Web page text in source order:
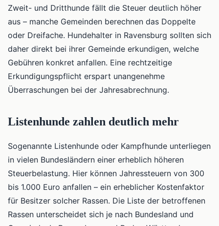
Zweit- und Dritthunde fällt die Steuer deutlich höher
aus – manche Gemeinden berechnen das Doppelte
oder Dreifache. Hundehalter in Ravensburg sollten sich
daher direkt bei ihrer Gemeinde erkundigen, welche
Gebühren konkret anfallen. Eine rechtzeitige
Erkundigungspflicht erspart unangenehme
Überraschungen bei der Jahresabrechnung.
Listenhunde zahlen deutlich mehr
Sogenannte Listenhunde oder Kampfhunde unterliegen
in vielen Bundesländern einer erheblich höheren
Steuerbelastung. Hier können Jahressteuern von 300
bis 1.000 Euro anfallen – ein erheblicher Kostenfaktor
für Besitzer solcher Rassen. Die Liste der betroffenen
Rassen unterscheidet sich je nach Bundesland und